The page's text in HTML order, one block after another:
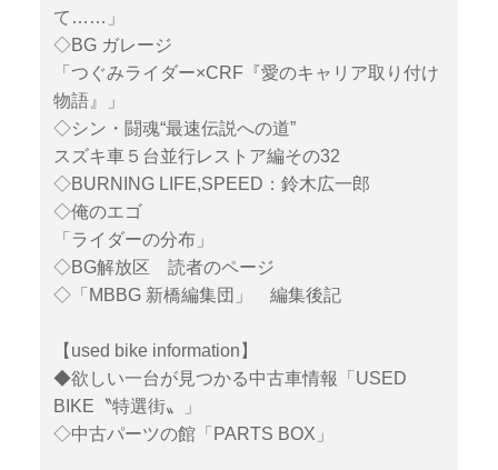
て……」
◇BG ガレージ
「つぐみライダー×CRF『愛のキャリア取り付け
物語』」
◇シン・闘魂“最速伝説への道”
スズキ車５台並行レストア編その32
◇BURNING LIFE,SPEED：鈴木広一郎
◇俺のエゴ
「ライダーの分布」
◇BG解放区 読者のページ
◇「MBBG 新橋編集団」 編集後記
【used bike information】
◆欲しい一台が見つかる中古車情報「USED
BIKE〝特選街〟」
◇中古パーツの館「PARTS BOX」